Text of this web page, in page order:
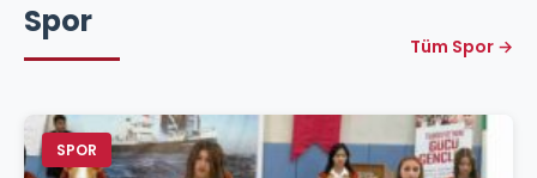
Spor
Tüm Spor →
SPOR